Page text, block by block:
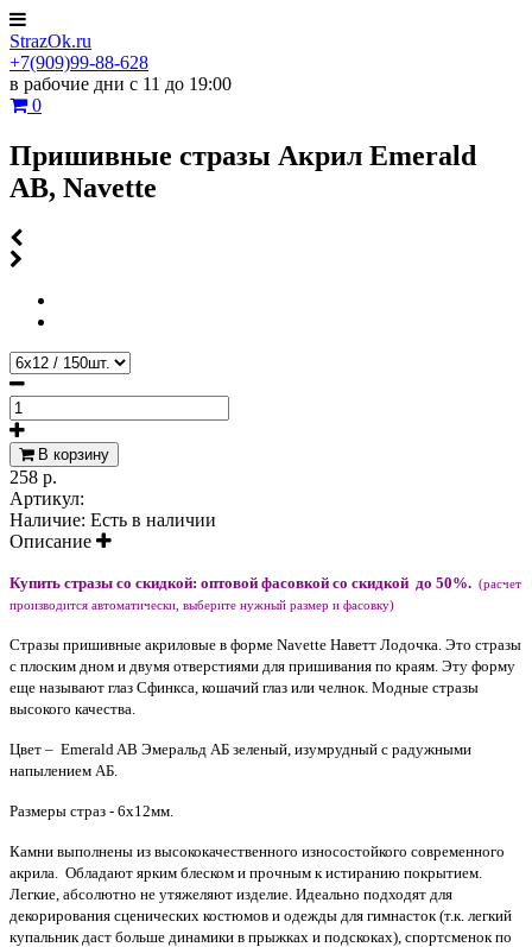
StrazOk.ru
+7(909)99-88-628
в рабочие дни с 11 до 19:00
0
Пришивные стразы Акрил Emerald
AB, Navette
В корзину
258 р.
Артикул:
Наличие: Есть в наличии
Описание
Купить стразы со скидкой: оптовой фасовкой со скидкой до 50%. (расчет
производится автоматически, выберите нужный размер и фасовку)
Стразы пришивные акриловые в форме Navette Наветт Лодочка. Это стразы
с плоским дном и двумя отверстиями для пришивания по краям. Эту форму
еще называют глаз Сфинкса, кошачий глаз или челнок. Модные стразы
высокого качества.
Цвет – Emerald AB Эмеральд АБ зеленый, изумрудный с радужными
напылением АБ.
Размеры страз - 6х12мм.
Камни выполнены из высококачественного износостойкого современного
акрила. Обладают ярким блеском и прочным к истиранию покрытием.
Легкие, абсолютно не утяжеляют изделие. Идеально подходят для
декорирования сценических костюмов и одежды для гимнасток (т.к. легкий
купальник даст больше динамики в прыжках и подскоках), спортсменок по